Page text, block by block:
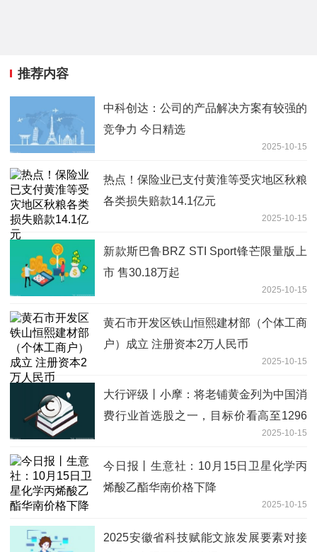
推荐内容
中科创达：公司的产品解决方案有较强的
竞争力 今日精选
2025-10-15
热点！保险业已支付黄淮等受灾地区秋粮
各类损失赔款14.1亿元
2025-10-15
新款斯巴鲁BRZ STI Sport锋芒限量版上
市 售30.18万起
2025-10-15
黄石市开发区铁山恒熙建材部（个体工商
户）成立 注册资本2万人民币
2025-10-15
大行评级丨小摩：将老铺黄金列为中国消
费行业首选股之一，目标价看高至1296
2025-10-15
今日报丨生意社：10月15日卫星化学丙
烯酸乙酯华南价格下降
2025-10-15
2025安徽省科技赋能文旅发展要素对接